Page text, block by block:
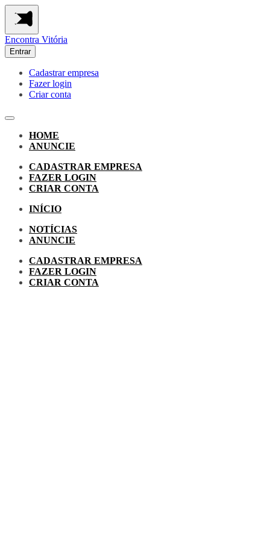
Encontra Vitória
Entrar
Cadastrar empresa
Fazer login
Criar conta
HOME
ANUNCIE
CADASTRAR EMPRESA
FAZER LOGIN
CRIAR CONTA
INÍCIO
NOTÍCIAS
ANUNCIE
CADASTRAR EMPRESA
FAZER LOGIN
CRIAR CONTA